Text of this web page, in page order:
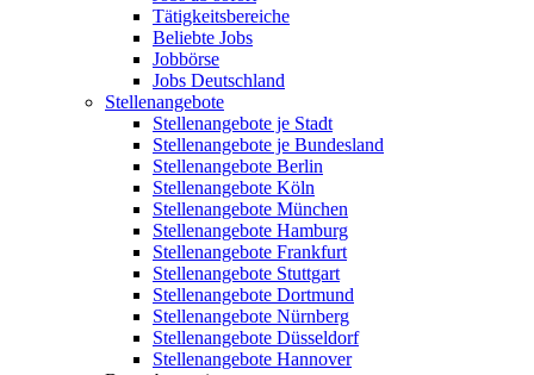
Tätigkeitsbereiche
Beliebte Jobs
Jobbörse
Jobs Deutschland
Stellenangebote
Stellenangebote je Stadt
Stellenangebote je Bundesland
Stellenangebote Berlin
Stellenangebote Köln
Stellenangebote München
Stellenangebote Hamburg
Stellenangebote Frankfurt
Stellenangebote Stuttgart
Stellenangebote Dortmund
Stellenangebote Nürnberg
Stellenangebote Düsseldorf
Stellenangebote Hannover